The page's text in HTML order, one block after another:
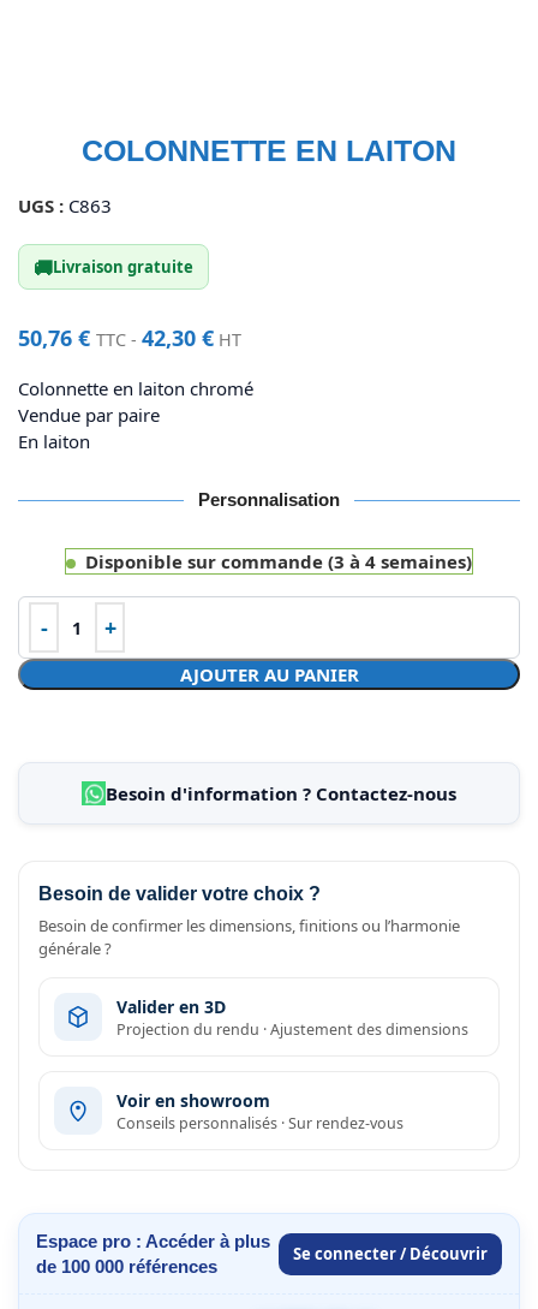
COLONNETTE EN LAITON
UGS : C863
🚚Livraison gratuite
50,76 € TTC - 42,30 € HT
Colonnette en laiton chromé
Vendue par paire
En laiton
Personnalisation
Disponible sur commande (3 à 4 semaines)
AJOUTER AU PANIER
Besoin d'information ? Contactez-nous
Besoin de valider votre choix ?
Besoin de confirmer les dimensions, finitions ou l’harmonie
générale ?
Valider en 3D
Projection du rendu · Ajustement des dimensions
Voir en showroom
Conseils personnalisés · Sur rendez-vous
Espace pro : Accéder à plus
de 100 000 références
Se connecter / Découvrir